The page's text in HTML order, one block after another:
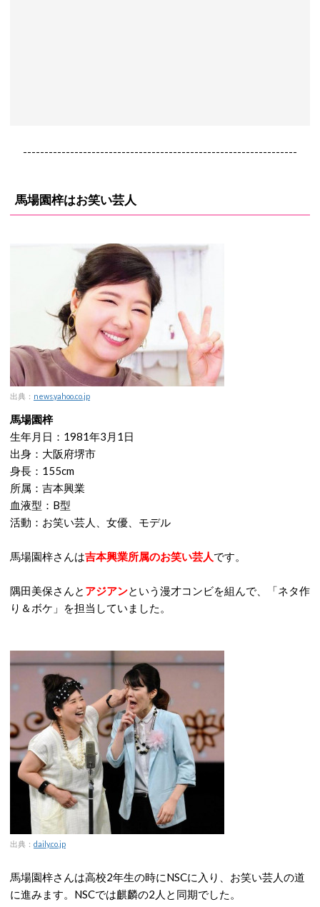
----------------------------------------------------------------
馬場園梓はお笑い芸人
出典： news.yahoo.co.jp
馬場園梓
生年月日：1981年3月1日
出身：大阪府堺市
身長：155cm
所属：吉本興業
血液型：B型
活動：お笑い芸人、女優、モデル
馬場園梓さんは吉本興業所属のお笑い芸人です。
隅田美保さんと アジアンという漫才コンビを組んで、「ネタ作
り＆ボケ」を担当していました。
出典： daily.co.jp
馬場園梓さんは高校2年生の時にNSCに入り、お笑い芸人の道
に進みます。NSCでは麒麟の2人と同期でした。